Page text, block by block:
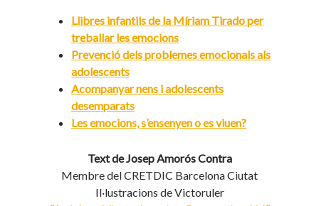
Llibres infantils de la Míriam Tirado per
treballar les emocions
Prevenció dels problemes emocionals als
adolescents
Acompanyar nens i adolescents
desemparats
Les emocions, s’ensenyen o es viuen?
Text de Josep Amorós Contra
Membre del CRETDIC Barcelona Ciutat
Il·lustracions de Victoruler